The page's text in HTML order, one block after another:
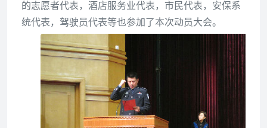
的志愿者代表，酒店服务业代表，市民代表，安保系
统代表，驾驶员代表等也参加了本次动员大会。